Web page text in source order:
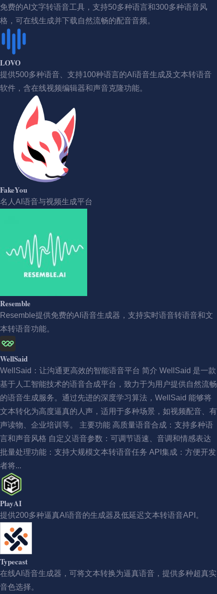
免费的AI文字转语音工具，支持50多种语言和300多种语音风
格，可在线生成并下载自然流畅的配音音频。
LOVO
提供500多种语音、支持100种语言的AI语音生成及文本转语音
软件，含在线视频编辑器和声音克隆功能。
FakeYou
名人AI语音与视频生成平台
Resemble
Resemble提供免费的AI语音生成器，支持实时语音转语音和文
本转语音功能。
WellSaid
WellSaid：让沟通更高效的智能语音平台 简介 WellSaid 是一款
基于人工智能技术的语音合成平台，致力于为用户提供自然流畅
的语音生成服务。通过先进的深度学习算法，WellSaid 能够将
文本转化为高度逼真的人声，适用于多种场景，如视频配音、有
声读物、企业培训等。 主要功能 高质量语音合成：支持多种语
言和声音风格 自定义语音参数：可调节语速、音调和情感表达
批量处理功能：支持大规模文本转语音任务 API集成：方便开发
者将...
PlayAI
提供200多种逼真AI语音的生成器及低延迟文本转语音API。
Typecast
在线AI语音生成器，可将文本转换为逼真语音，提供多种超真实
音色选择。